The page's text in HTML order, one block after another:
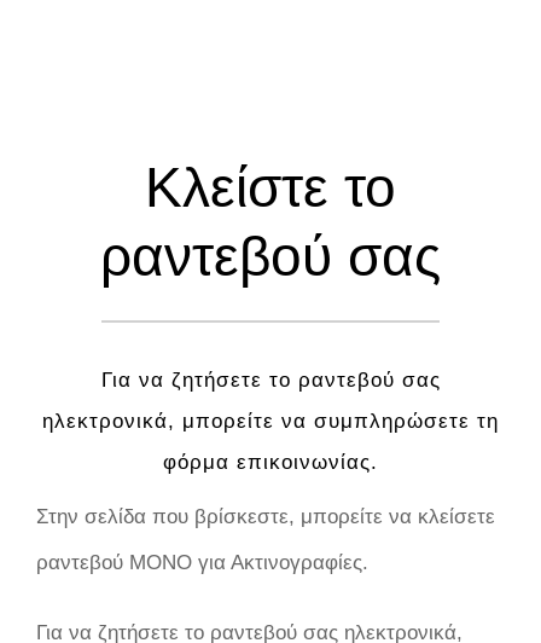
Κλείστε το
ραντεβού σας
Για να ζητήσετε το ραντεβού σας
ηλεκτρονικά, μπορείτε να συμπληρώσετε τη
φόρμα επικοινωνίας.
Στην σελίδα που βρίσκεστε, μπορείτε να κλείσετε
ραντεβού ΜΟΝΟ για Ακτινογραφίες.
Για να ζητήσετε το ραντεβού σας ηλεκτρονικά,